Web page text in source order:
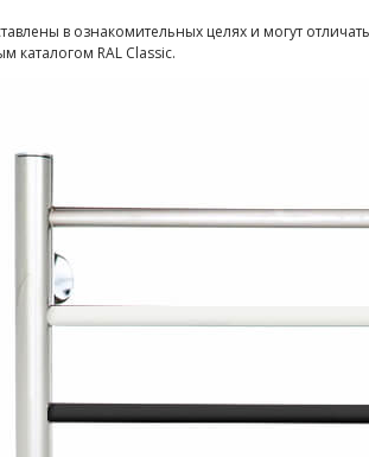
в ознакомительных целях и могут
каталогом RAL Classic.